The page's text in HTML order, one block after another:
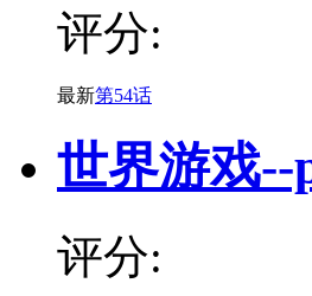
评分:
最新第54话
世界游戏--
评分: